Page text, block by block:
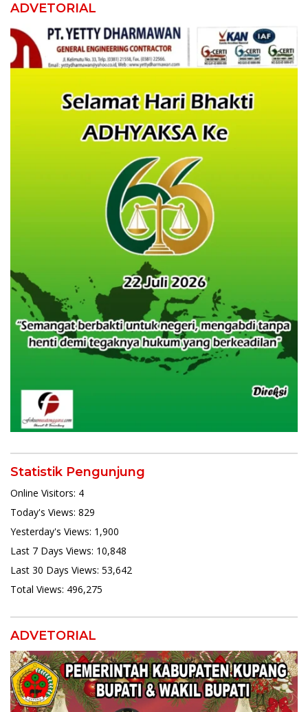
ADVETORIAL
Statistik Pengunjung
Online Visitors: 4
Today's Views: 829
Yesterday's Views: 1,900
Last 7 Days Views: 10,848
Last 30 Days Views: 53,642
Total Views: 496,275
ADVETORIAL